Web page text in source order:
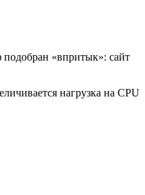
«впритык»: сайт
нагрузка на CPU